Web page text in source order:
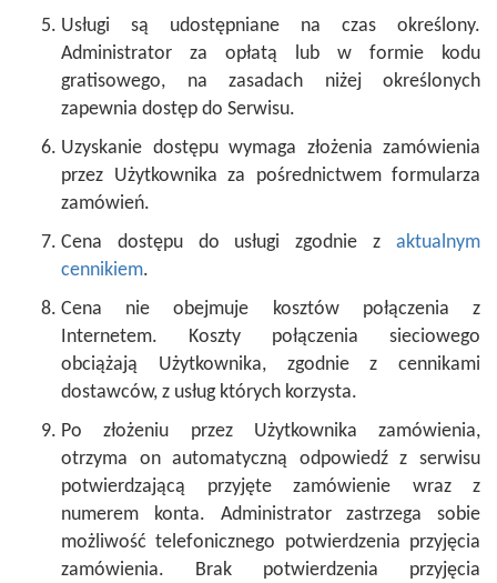
Usługi są udostępniane na czas określony.
Administrator za opłatą lub w formie kodu
gratisowego, na zasadach niżej określonych
zapewnia dostęp do Serwisu.
Uzyskanie dostępu wymaga złożenia zamówienia
przez Użytkownika za pośrednictwem formularza
zamówień.
Cena dostępu do usługi zgodnie z aktualnym
cennikiem.
Cena nie obejmuje kosztów połączenia z
Internetem. Koszty połączenia sieciowego
obciążają Użytkownika, zgodnie z cennikami
dostawców, z usług których korzysta.
Po złożeniu przez Użytkownika zamówienia,
otrzyma on automatyczną odpowiedź z serwisu
potwierdzającą przyjęte zamówienie wraz z
numerem konta. Administrator zastrzega sobie
możliwość telefonicznego potwierdzenia przyjęcia
zamówienia. Brak potwierdzenia przyjęcia